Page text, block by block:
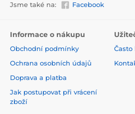
Použitá tisková metoda je
přísné normy a mají VOC i
certifikaci. Navíc jsou bez
Jsme také na: Facebook
Informace o nákupu
Obchodní podmínky
Ochrana osobních údajů
Doprava a platba
Jak postupovat při vrácení
zboží